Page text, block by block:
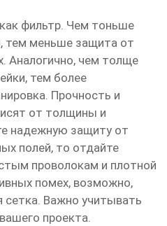
фильтр. Чем тоньше
тем меньше защита от
Аналогично, чем толще
тем более
Прочность и
от толщины и
надежную защиту от
полей, то отдайте
проволокам и плотной
помех, возможно,
сетка. Важно учитывать
проекта.